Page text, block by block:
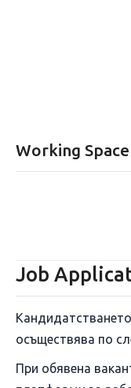
Working Space
Job
осъществява по
При обявена